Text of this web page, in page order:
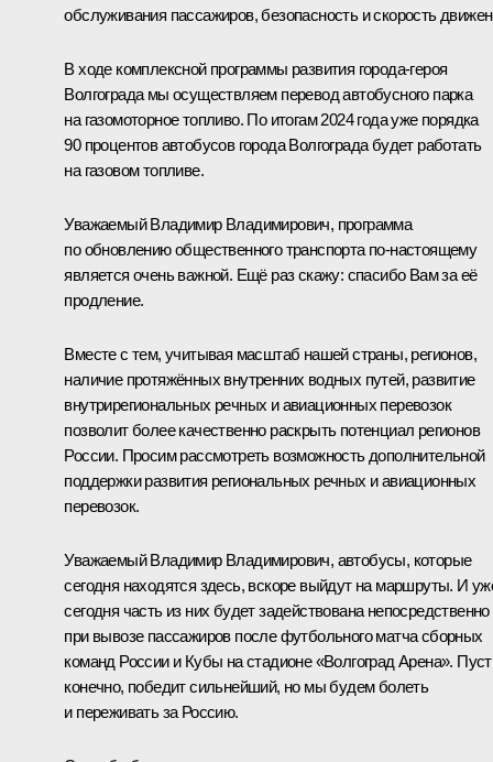
обслуживания пассажиров, безопасность и скорость
В ходе комплексной программы развития города-героя
Волгограда мы осуществляем перевод автобусного парка
на газомоторное топливо. По итогам 2024 года уже порядка
90 процентов автобусов города Волгограда будет работать
на газовом топливе.
Уважаемый Владимир Владимирович, программа
по обновлению общественного транспорта по-настоящему
является очень важной. Ещё раз скажу: спасибо Вам за её
продление.
Вместе с тем, учитывая масштаб нашей страны, регионов,
наличие протяжённых внутренних водных путей, развитие
внутрирегиональных речных и авиационных перевозок
позволит более качественно раскрыть потенциал регионов
России. Просим рассмотреть возможность дополнительной
поддержки развития региональных речных и авиационных
перевозок.
Уважаемый Владимир Владимирович, автобусы, которые
сегодня находятся здесь, вскоре выйдут на маршруты. И
сегодня часть из них будет задействована непосредственно
при вывозе пассажиров после футбольного матча сборных
команд России и Кубы на стадионе «Волгоград Арена».
конечно, победит сильнейший, но мы будем болеть
и переживать за Россию.